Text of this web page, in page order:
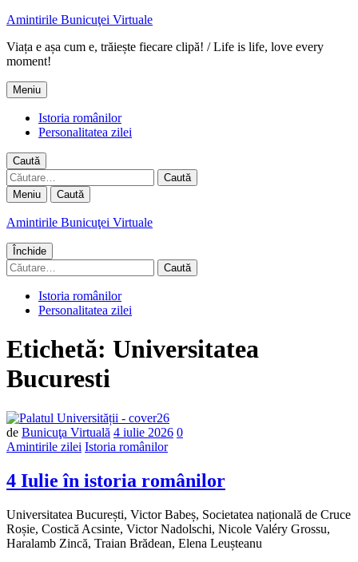
Amintirile Bunicuţei Virtuale
Viața e așa cum e, trăiește fiecare clipă! / Life is life, love every
moment!
Meniu
Istoria românilor
Personalitatea zilei
Caută
Caută
după:
Meniu Caută
Amintirile Bunicuţei Virtuale
Închide
Caută
după:
Istoria românilor
Personalitatea zilei
Etichetă: Universitatea
Bucuresti
de Bunicuţa Virtuală 4 iulie 2026 Număr
0
Amintirile zilei Istoria românilor
4 Iulie în istoria românilor
Universitatea București, Victor Babeș, Societatea națională de Cruce
Roșie, Costică Acsinte, Victor Nadolschi, Nicole Valéry Grossu,
Haralamb Zincă, Traian Brădean, Elena Leușteanu